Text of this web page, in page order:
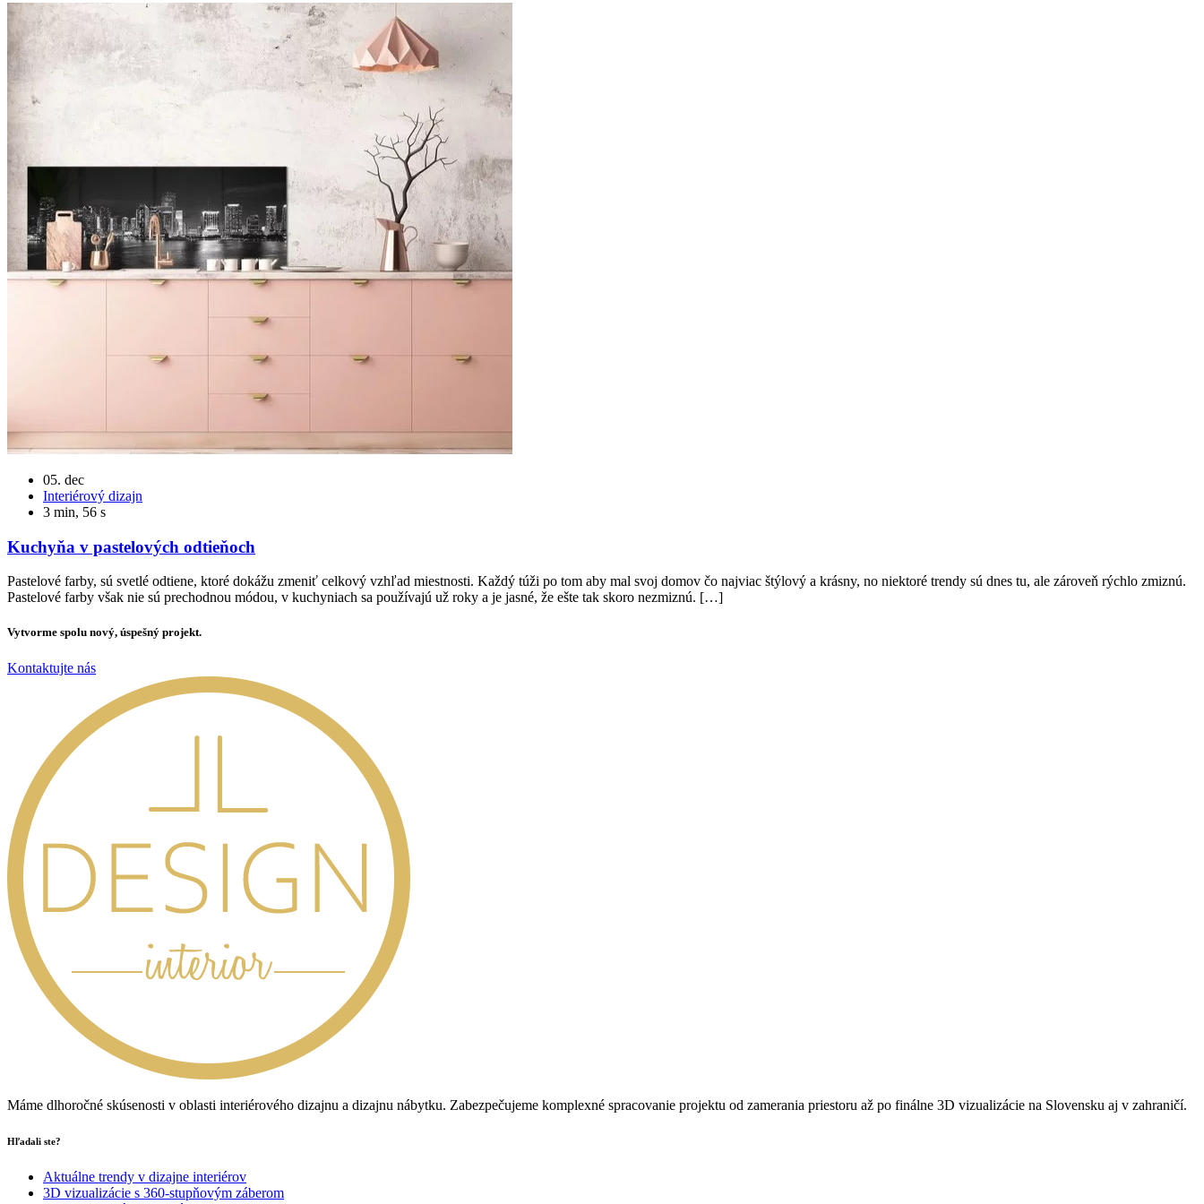
05. dec
Interiérový dizajn
3 min, 56 s
Kuchyňa v pastelových odtieňoch
Pastelové farby, sú svetlé odtiene, ktoré dokážu zmeniť celkový vzhľad miestnosti. Každý túži po tom aby mal svoj domov čo najviac štýlový a krásny, no niektoré trendy sú dnes tu, ale zároveň rýchlo zmiznú.
Pastelové farby však nie sú prechodnou módou, v kuchyniach sa používajú už roky a je jasné, že ešte tak skoro nezmiznú. […]
Vytvorme spolu nový, úspešný projekt.
Kontaktujte nás
Máme dlhoročné skúsenosti v oblasti interiérového dizajnu a dizajnu nábytku. Zabezpečujeme komplexné spracovanie projektu od zamerania priestoru až po finálne 3D vizualizácie na Slovensku aj v zahraničí.
Hľadali ste?
Aktuálne trendy v dizajne interiérov
3D vizualizácie s 360-stupňovým záberom